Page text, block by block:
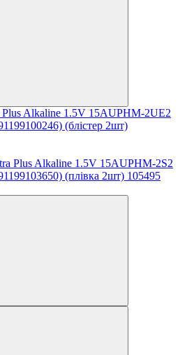
Plus Alkaline 1.5V 15AUPHM-2UE2
(блістер 2шт)